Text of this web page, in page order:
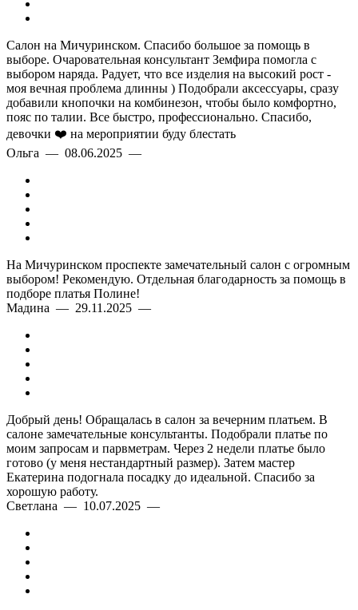
Салон на Мичуринском. Спасибо большое за помощь в
выборе. Очаровательная консультант Земфира помогла с
выбором наряда. Радует, что все изделия на высокий рост -
моя вечная проблема длинны ) Подобрали аксессуары, сразу
добавили кнопочки на комбинезон, чтобы было комфортно,
пояс по талии. Все быстро, профессионально. Спасибо,
девочки ❤️ на мероприятии буду блестать
Ольга — 08.06.2025 —
На Мичуринском проспекте замечательный салон с огромным
выбором! Рекомендую. Отдельная благодарность за помощь в
подборе платья Полине!
Мадина — 29.11.2025 —
Добрый день! Обращалась в салон за вечерним платьем. В
салоне замечательные консультанты. Подобрали платье по
моим запросам и парвметрам. Через 2 недели платье было
готово (у меня нестандартный размер). Затем мастер
Екатерина подогнала посадку до идеальной. Спасибо за
хорошую работу.
Светлана — 10.07.2025 —